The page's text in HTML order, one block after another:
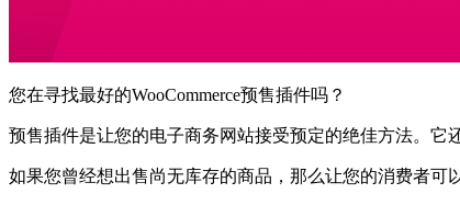
您在寻找最好的WooCommerce预售插件吗？
预售插件是让您的电子商务网站接受预定的绝佳方法。它
如果您曾经想出售尚无库存的商品，那么让您的消费者可